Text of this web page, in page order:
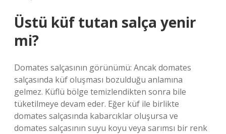
Üstü küf tutan salça yenir
mi?
Domates salçasının görünümü: Ancak domates
salçasında küf oluşması bozulduğu anlamına
gelmez. Küflü bölge temizlendikten sonra bile
tüketilmeye devam eder. Eğer küf ile birlikte
domates salçasında kabarcıklar oluşursa ve
domates salçasının suyu koyu veya sarımsı bir renk